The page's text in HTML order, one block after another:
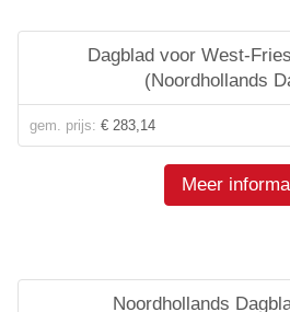
Dagblad voor West-
(Noordhollands
gem. prijs: € 283,14
Meer
Noordhollands